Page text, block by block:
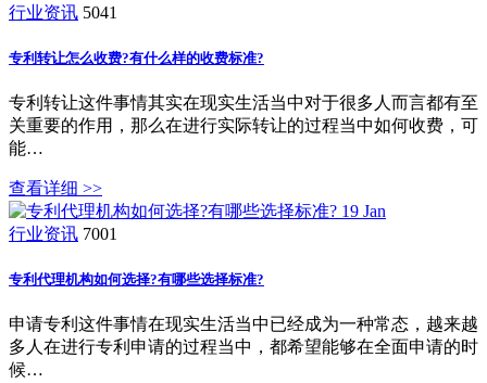
行业资讯 5041
专利转让怎么收费?有什么样的收费标准?
专利转让这件事情其实在现实生活当中对于很多人而言都有至
关重要的作用，那么在进行实际转让的过程当中如何收费，可
能…
查看详细 >>
19 Jan
行业资讯 7001
专利代理机构如何选择?有哪些选择标准?
申请专利这件事情在现实生活当中已经成为一种常态，越来越
多人在进行专利申请的过程当中，都希望能够在全面申请的时
候…